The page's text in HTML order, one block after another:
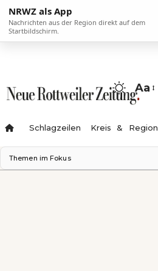
NRWZ als App
Nachrichten aus der Region direkt auf dem
Startbildschirm.
Aa
Schlagzeilen Kreis & Region
Themen im Fokus